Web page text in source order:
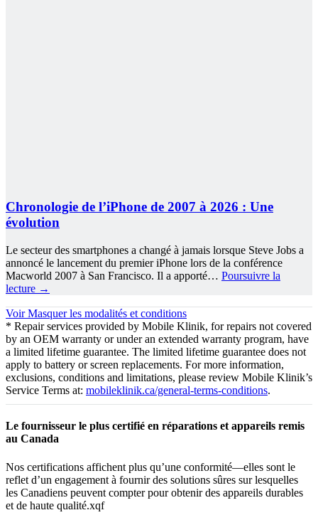
Chronologie de l’iPhone de 2007 à 2026 : Une
évolution
Le secteur des smartphones a changé à jamais lorsque Steve Jobs a
annoncé le lancement du premier iPhone lors de la conférence
Macworld 2007 à San Francisco. Il a apporté… Poursuivre la
lecture →
Voir Masquerles modalités et conditions
* Repair services provided by Mobile Klinik, for repairs not covered
by an OEM warranty or under an extended warranty program, have
a limited lifetime guarantee. The limited lifetime guarantee does not
apply to battery or screen replacements. For more information,
exclusions, conditions and limitations, please review Mobile Klinik’s
Service Terms at: mobileklinik.ca/general-terms-conditions.
Le fournisseur le plus certifié en réparations et appareils remis
au Canada
Nos certifications affichent plus qu’une conformité—elles sont le
reflet d’un engagement à fournir des solutions sûres sur lesquelles
les Canadiens peuvent compter pour obtenir des appareils durables
et de haute qualité.xqf